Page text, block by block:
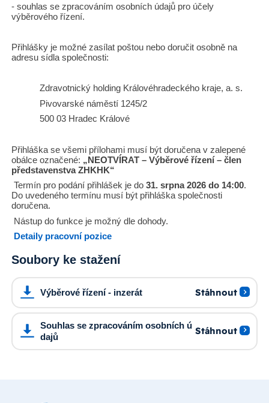
- souhlas se zpracováním osobních údajů pro účely
výběrového řízení.
Přihlášky je možné zasílat poštou nebo doručit osobně na
adresu sídla společnosti:
Zdravotnický holding Královéhradeckého kraje, a. s.
Pivovarské náměstí 1245/2
500 03 Hradec Králové
Přihláška se všemi přílohami musí být doručena v zalepené
obálce označené: „NEOTVÍRAT – Výběrové řízení – člen
představenstva ZHKHK“
Termín pro podání přihlášek je do 31. srpna 2026 do 14:00.
Do uvedeného termínu musí být přihláška společnosti
doručena.
Nástup do funkce je možný dle dohody.
Detaily pracovní pozice
Soubory ke stažení
Výběrové řízení - inzerát Stáhnout
Souhlas se zpracováním osobních ú
dajů
Stáhnout